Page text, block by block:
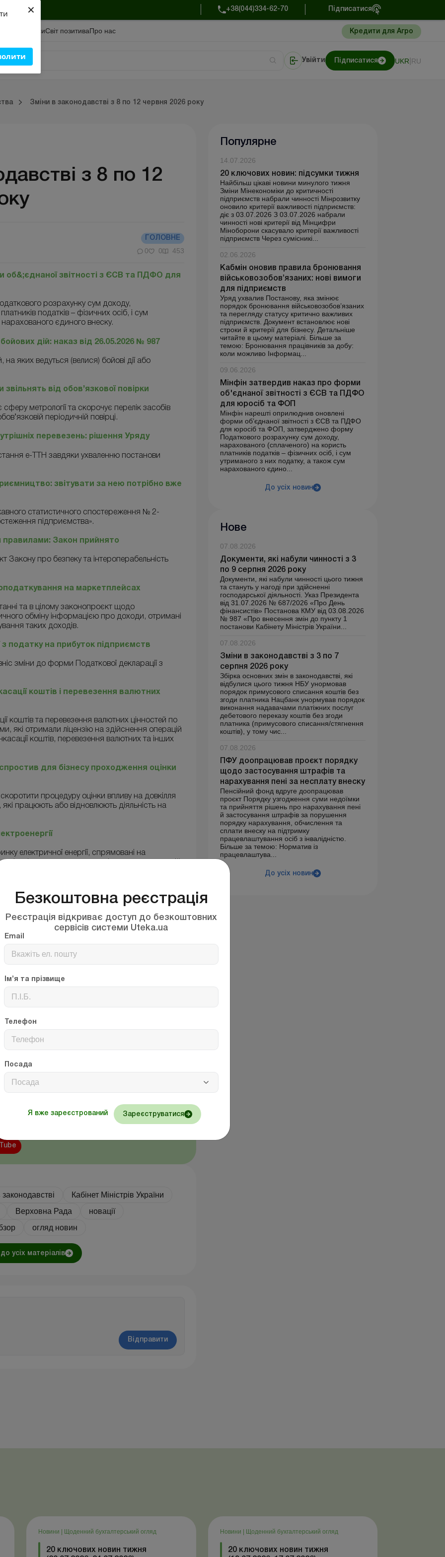
× +38(044)334-62-70 Підписатися
СервісиСвiт позитиваПро нас Кредити для Агро
Увійти Підписатися UKR RU
Зміни в законодавстві з 8 по 12 червня 2026 року
з 8 по 12
ГОЛОВНЕ
0 0 453
об&;єднаної звітності з ЄСВ та ПДФО для
розрахунку сум доходу,
податків – фізичних осіб, і сум
єдиного внеску.
дій: наказ від 26.05.2026 № 987
на яких ведуться (велися) бойові дії або
від обов’язкової повірки
метрології та скорочує перелік засобів
періодичній повірці.
перевезень: рішення Уряду
е-ТТН завдяки ухваленню постанови
звітувати за нею потрібно вже
статистичного спостереження № 2-
підприємства».
правилами: Закон прийнято
Закону про безпеку та інтероперабельність
на маркетплейсах
та в цілому законопроєкт щодо
обміну інформацією про доходи, отримані
таких доходів.
податку на прибуток підприємств
зміни до форми Податкової декларації з
коштів і перевезення валютних
коштів та перевезення валютних цінностей по
які отримали ліцензію на здійснення операцій
коштів, перевезення валютних та інших
для бізнесу проходження оцінки
процедуру оцінки впливу на довкілля
працюють або відновлюють діяльність на
електричної енергії, спрямовані на
підвищення прозорості ринкових операцій
між учасниками ринку й оператором системи
та припинення дії дозволів на
та припинення дії дозволів на
увагу!
можете читати бухгалтерські новини від “Uteka.ua” у
а обговорювати їх у наших соціальних мережах та інших
і дізнавайтесь найважливіші новини першими!
законодавстві
Кабінет Міністрів України
Верховна Рада
новації
огляд новин
усіх матеріалів
Відправити
Популярне
14.07.2026
20 ключових новин: підсумки тижня
Найбільш цікаві новини минулого тижня
Зміни Мінекономіки до критичності
підприємств набрали чинності Мінрозвитку
оновило критерії важливості підприємств:
діє з 03.07.2026 З 03.07.2026 набрали
чинності нові критерії від Мінцифри
Міноборони скасувало критерії важливості
підприємств Через сумісникі...
02.06.2026
Кабмін оновив правила бронювання
військовозобов’язаних: нові вимоги
для підприємств
Уряд ухвалив Постанову, яка змінює
порядок бронювання військовозобов’язаних
та перегляду статусу критично важливих
підприємств. Документ встановлює нові
строки й критерії для бізнесу. Детальніше
читайте в цьому матеріалі. Більше за
темою: Бронювання працівників за добу:
коли можливо Інформац...
09.06.2026
Мінфін затвердив наказ про форми
об'єднаної звітності з ЄСВ та ПДФО
для юросіб та ФОП
Мінфін нарешті оприлюднив оновлені
форми об’єднаної звітності з ЄСВ та ПДФО
для юросіб та ФОП, затверджено форму
Податкового розрахунку сум доходу,
нарахованого (сплаченого) на користь
платників податків – фізичних осіб, і сум
утриманого з них податку, а також сум
нарахованого єдино...
До усіх новин
Нове
07.08.2026
Документи, які набули чинності з 3
по 9 серпня 2026 року
Документи, які набули чинності цього тижня
та стануть у нагоді при здійсненні
господарської діяльності. Указ Президента
від 31.07.2026 № 687/2026 «Про День
фінансистів» Постанова КМУ від 03.08.2026
№ 987 «Про внесення змін до пункту 1
постанови Кабінету Міністрів України...
07.08.2026
Зміни в законодавстві з 3 по 7
серпня 2026 року
Збірка основних змін в законодавстві, які
відбулися цього тижня НБУ унормовав
порядок примусового списання коштів без
згоди платника Нацбанк унормував порядок
виконання надавачами платіжних послуг
дебетового переказу коштів без згоди
платника (примусового списання/стягнення
коштів), у тому чис...
07.08.2026
ПФУ доопрацював проєкт порядку
щодо застосування штрафів та
нарахування пені за несплату внеску
Пенсійний фонд вдруге доопрацював
проєкт Порядку узгодження суми недоїмки
та прийняття рішень про нарахування пені
й застосування штрафів за порушення
порядку нарахування, обчислення та
сплати внеску на підтримку
працевлаштування осіб з інвалідністю.
Більше за темою: Норматив із
працевлаштува...
До усіх новин
Новини | Щоденний бухгалтерський огляд
20 ключових новин тижня
Новини | Щоденний бухгалтерський огляд
20 ключових новин тижня
Безкоштовна реєстрація
Реєстрація відкриває доступ до безкоштовних
сервісів системи Uteka.ua
Email
Ім’я та прізвище
Телефон
Посада
Посада
Я вже зареєстрований Зареєструватися